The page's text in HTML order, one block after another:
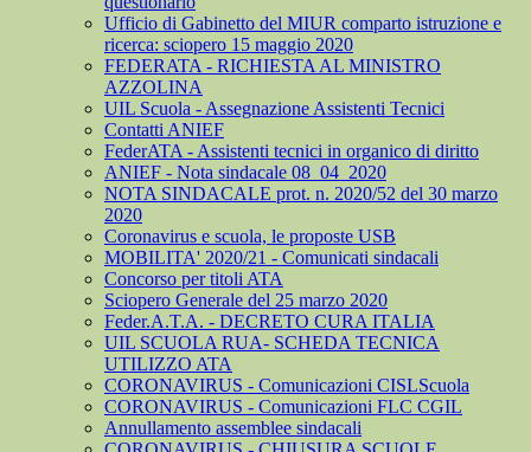
Ufficio di Gabinetto del MIUR comparto istruzione e
ricerca: sciopero 15 maggio 2020
FEDERATA - RICHIESTA AL MINISTRO
AZZOLINA
UIL Scuola - Assegnazione Assistenti Tecnici
Contatti ANIEF
FederATA - Assistenti tecnici in organico di diritto
ANIEF - Nota sindacale 08_04_2020
NOTA SINDACALE prot. n. 2020/52 del 30 marzo
2020
Coronavirus e scuola, le proposte USB
MOBILITA' 2020/21 - Comunicati sindacali
Concorso per titoli ATA
Sciopero Generale del 25 marzo 2020
Feder.A.T.A. - DECRETO CURA ITALIA
UIL SCUOLA RUA- SCHEDA TECNICA
UTILIZZO ATA
CORONAVIRUS - Comunicazioni CISLScuola
CORONAVIRUS - Comunicazioni FLC CGIL
Annullamento assemblee sindacali